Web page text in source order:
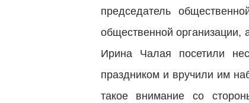
председатель
общественной организации,
Ирина Чалая посетили
праздником и вручили им
такое внимание со